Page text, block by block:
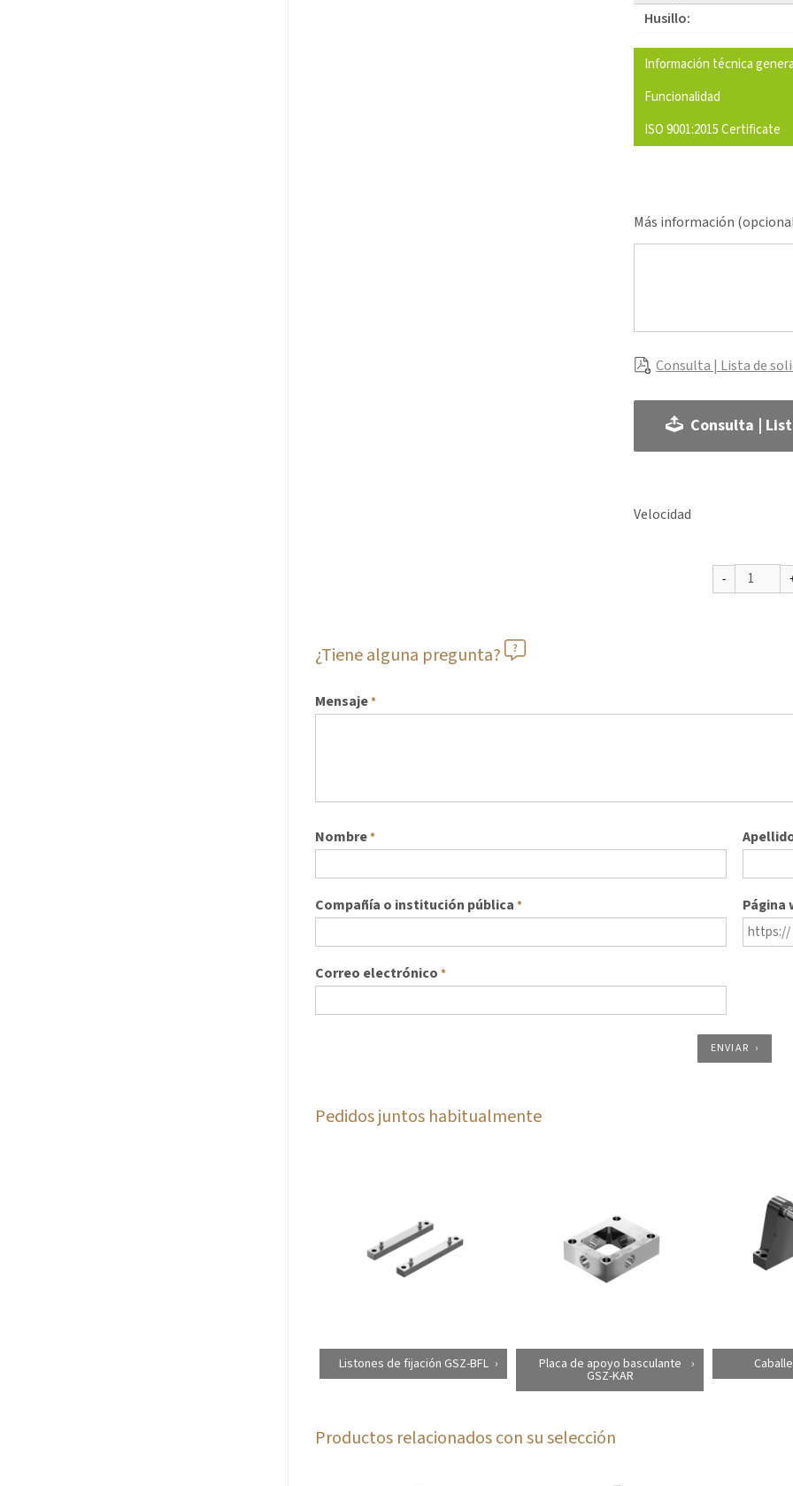
Husillo:
Información técnica
Funcionalidad
ISO 9001:2015 Certificate
Más información
Consulta | Lista de
Consulta |
Velocidad
¿Tiene alguna pregunta?
Mensaje*
Nombre*
Compañía o institución pública * Página
Correo electrónico *
ENVIAR
Pedidos juntos habitualmente
Listones de fijación GSZ-BFL Placa de apoyo basculante
GSZ-KAR
Productos relacionados con su selección